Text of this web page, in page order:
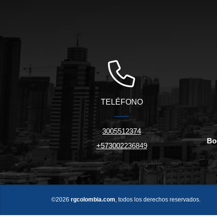
TELÉFONO
3005512374
+573002236849
©2026 rgcolombia.com, todos los derechos reservados.